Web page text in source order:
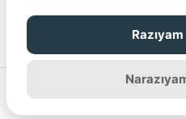
Saytın rəhbərliyi reklam
Razıyam